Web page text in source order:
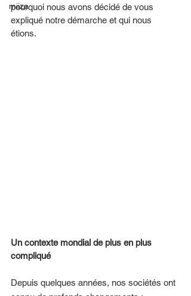
miiza
pourquoi nous avons décidé de vous
expliqué notre démarche et qui nous
étions.
Un contexte mondial de plus en plus
compliqué
Depuis quelques années, nos sociétés ont